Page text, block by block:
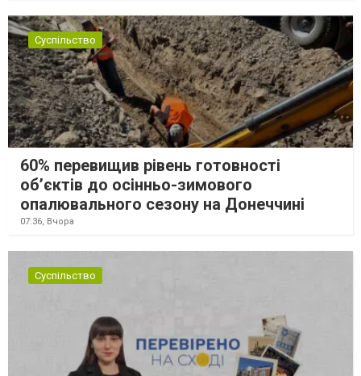
Суспільство
60% перевищив рівень готовності
об’єктів до осінньо-зимового
опалювального сезону на Донеччині
07:36, Вчора
Суспільство